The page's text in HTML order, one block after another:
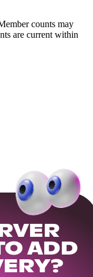
counts may
are current within
ADD